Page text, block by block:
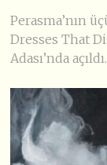
Perasma’nın
Dresses That
Adası’nda açıldı.